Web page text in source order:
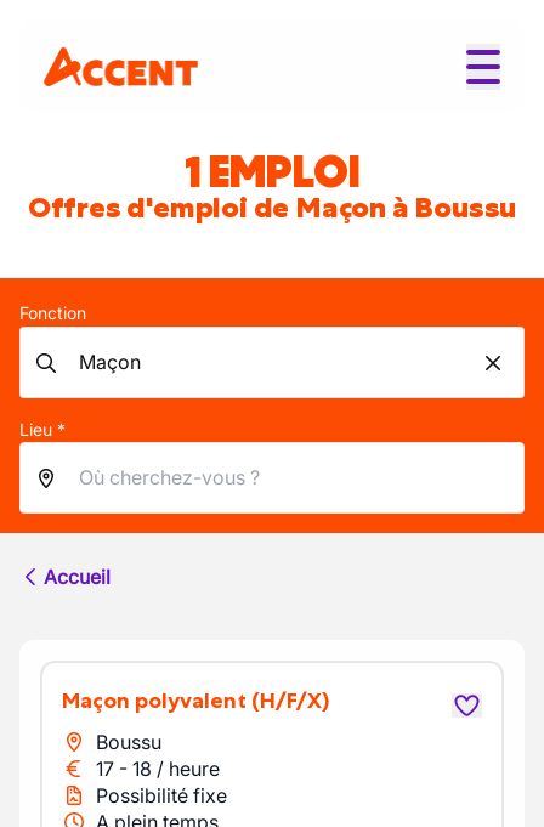
1 EMPLOI
Offres d'emploi de Maçon à Boussu
Fonction
Lieu *
Accueil
maçon polyvalent (H/F/X)
Boussu
17 - 18 / heure
Possibilité fixe
A plein temps